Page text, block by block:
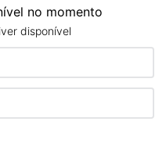
no momento
disponível